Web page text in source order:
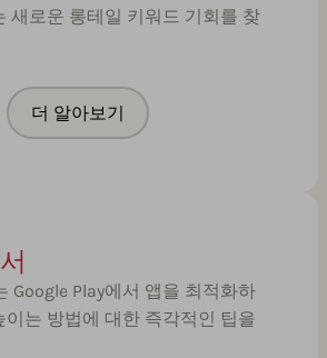
새로운 롱테일 키워드 기회를 찾
더 알아보기
Google Play에서 앱을 최적화하
이는 방법에 대한 즉각적인 팁을